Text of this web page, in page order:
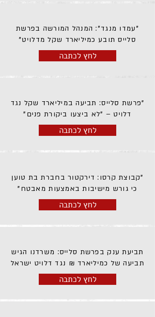
"עמדו מנגד": המנהל המורשה בפרשת
סלייס תובע כמיליארד שקל מדלויט"
לחץ לכתבה
"פרשת סלייס: תביעה במיליארד שקל נגד
דלויט – "לא ביצעו ביקורת פנים"
לחץ לכתבה
"קבוצת קרסו: דירקטור בחברת בת טוען
כי גורש מישיבות באמצעות מאבטח"
לחץ לכתבה
תביעת ענק בפרשת סלייס: משרדנו הגיש
תביעה של כמיליארד ₪ נגד דלויט ישראל
לחץ לכתבה